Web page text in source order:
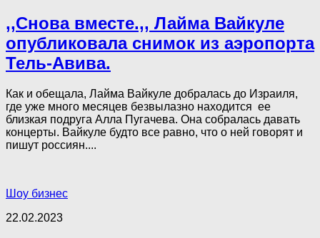
,,Снова вместе.,, Лайма Вайкуле
опубликовала снимок из аэропорта
Тель-Авива.
Как и обещала, Лайма Вайкуле добралась до Израиля,
где уже много месяцев безвылазно находится ее
близкая подруга Алла Пугачева. Она собралась давать
концерты. Вайкуле будто все равно, что о ней говорят и
пишут россиян....
Шоу бизнес
22.02.2023